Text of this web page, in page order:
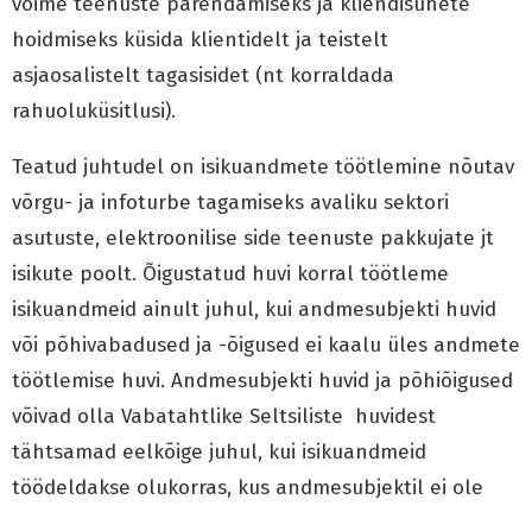
hoidmiseks küsida klientidelt ja teistelt
asjaosalistelt tagasisidet (nt korraldada
rahuoluküsitlusi).
Teatud juhtudel on isikuandmete töötlemine nõutav
võrgu- ja infoturbe tagamiseks avaliku sektori
asutuste, elektroonilise side teenuste pakkujate jt
isikute poolt. Õigustatud huvi korral töötleme
isikuandmeid ainult juhul, kui andmesubjekti huvid
või põhivabadused ja -õigused ei kaalu üles andmete
töötlemise huvi. Andmesubjekti huvid ja põhiõigused
võivad olla Vabatahtlike Seltsiliste huvidest
tähtsamad eelkõige juhul, kui isikuandmeid
töödeldakse olukorras, kus andmesubjektil ei ole